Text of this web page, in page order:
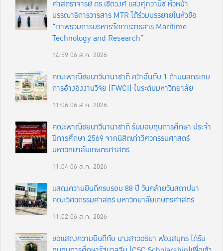
ศาสตราจารย์ ดร.เชิดวงศ์ แสงศุภวานิช หัวหน้า
บรรณาธิการวารสาร MTR ได้ร่วมบรรยายในหัวข้อ
“ภาพรวมการบริหารจัดการวารสาร Maritime
Technology and Research”
14:59 06 ส.ค. 2026
คณะพาณิชยนาวีนานาชาติ คว้าอันดับ 1 ด้านผลกระทบ
การอ้างอิงงานวิจัย (FWCI) ในระดับมหาวิทยาลัย
11:06 06 ส.ค. 2026
คณะพาณิชยนาวีนานาชาติ รับมอบทุนการศึกษา ประจำ
ปีการศึกษา 2569 จากนิสิตเก่าวิศวกรรมศาสตร์
มหาวิทยาลัยเกษตรศาสตร์
11:0406 ส.ค. 2026
แสดงความยินดีครบรอบ 88 ปี วันคล้ายวันสถาปนา
คณะวิศวกรรมศาสตร์ มหาวิทยาลัยเกษตรศาสตร์
11:02 06 ส.ค. 2026
ขอแสดงความยินดีกับ นางสาวอริยา ฟองสมุทร ได้รับ